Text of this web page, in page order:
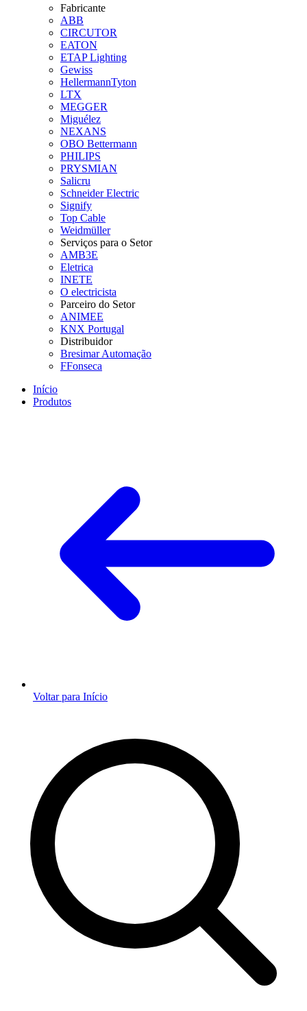
Fabricante
ABB
CIRCUTOR
EATON
ETAP Lighting
Gewiss
HellermannTyton
LTX
MEGGER
Miguélez
NEXANS
OBO Bettermann
PHILIPS
PRYSMIAN
Salicru
Schneider Electric
Signify
Top Cable
Weidmüller
Serviços para o Setor
AMB3E
Eletrica
INETE
O electricista
Parceiro do Setor
ANIMEE
KNX Portugal
Distribuidor
Bresimar Automação
FFonseca
Início
Produtos
Voltar para Início